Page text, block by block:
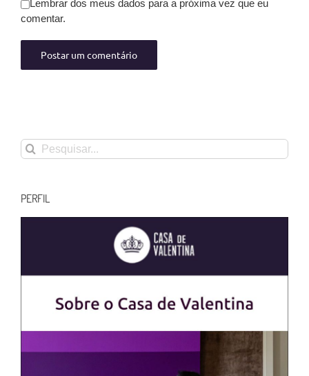
Lembrar dos meus dados para a próxima vez que eu
comentar.
Buscar
resultados
PERFIL